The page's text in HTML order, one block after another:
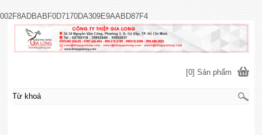
002F8ADBABF0D7170DA309E9AABD87F4
[0] Sản phẩm